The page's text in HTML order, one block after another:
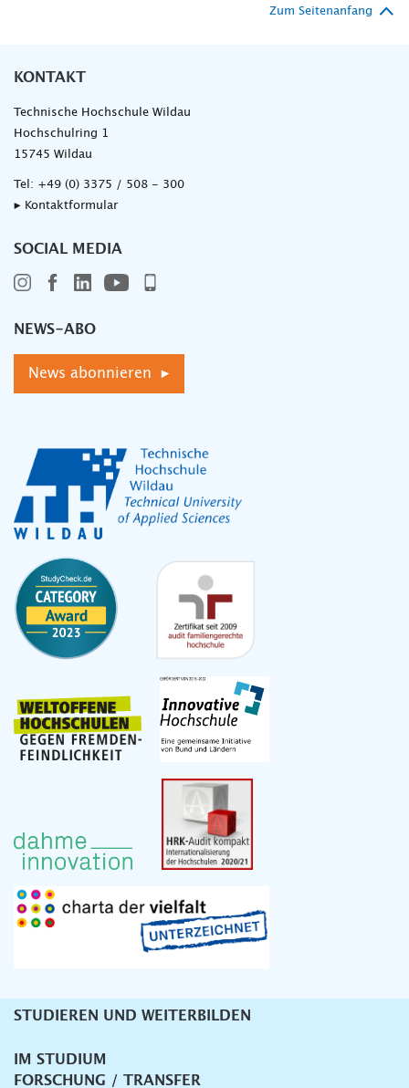
Zum Seitenanfang
KONTAKT
Technische Hochschule Wildau
Hochschulring 1
15745 Wildau
Tel: +49 (0) 3375 / 508 - 300
▸ Kontaktformular
SOCIAL MEDIA
NEWS-ABO
News abonnieren ▸
Unternavigation
STUDIEREN UND WEITERBILDEN
IM STUDIUM
FORSCHUNG / TRANSFER